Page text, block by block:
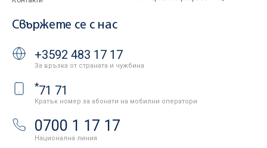
Свържете се с нас
+3592 483 17 17
За връзка от страната и чужбина
*71 71
Кратък номер за абонати на мобилни оператори
0700 1 17 17
Национална линия